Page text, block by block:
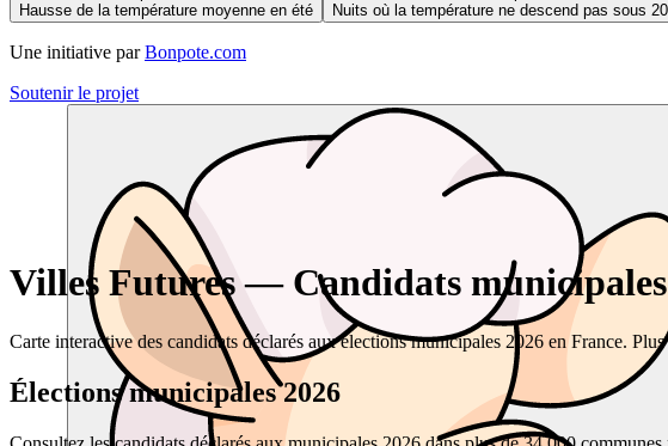
Hausse de la température moyenne en été
Nuits où la température ne descend pas sous
Une initiative par Bonpote.com
Soutenir le projet
Villes Futures — Candidats
Carte interactive des candidats déclarés aux élections municipales 2026 en France.
Élections municipales 2026